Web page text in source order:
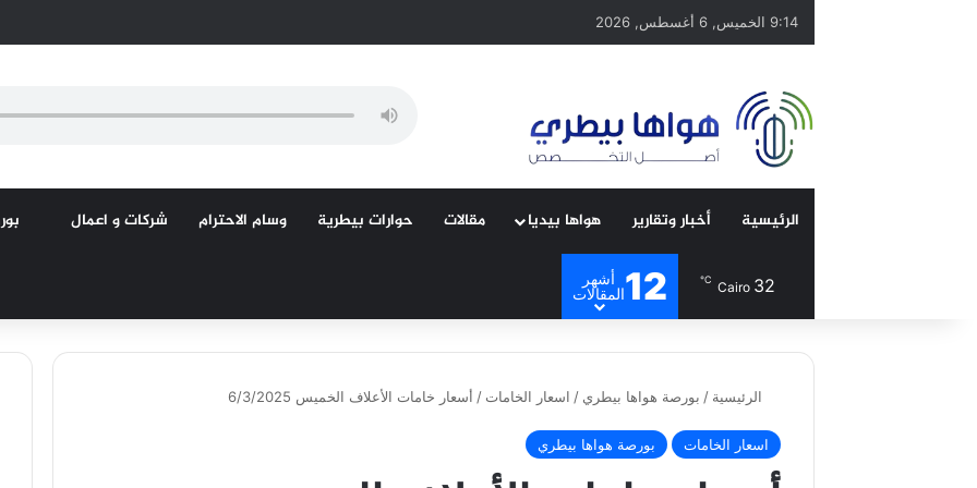
9:14 الخميس, 6 أغسطس, 2026
الرئيسية أخبار وتقارير هواها بيديا مقالات حوارات بيطرية وسام الاحترام شركات و اعمال
Cairo 32
℃
12
أشهر
المقالات
الرئيسية / بورصة هواها بيطري / اسعار الخامات / أسعار خامات الأعلاف الخميس 6/3/2025
اسعار الخامات بورصة هواها بيطري